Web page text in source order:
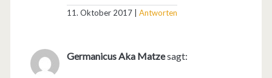
11. Oktober 2017 Antworten
Germanicus Aka Matzesagt: